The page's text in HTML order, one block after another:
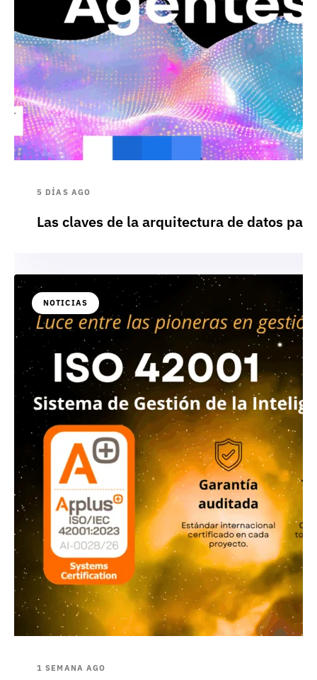
5 DÍAS AGO
Las claves de la arquitectura de datos
NOTICIAS
1 SEMANA AGO